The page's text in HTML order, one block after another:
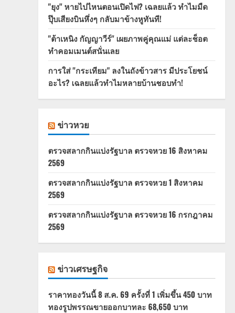
"ยุง" หายไปไหนตอนเปิดไฟ? เฉลยแล้ว ทำไมมืด
ปุ๊บเสียงบินหึ่งๆ กลับมาข้างหูทันที!
"ต้าเหนิง กัญญาวีร์" เผยภาพคู่คุณแม่ แต่ละช็อต
ทำคอมเมนต์สนั่นเลย
การใส่ "กระเทียม" ลงในถังข้าวสาร มีประโยชน์
อะไร? เฉลยแล้วทำไมหลายบ้านชอบทำ!
ข่าวหวย
ตรวจสลากกินแบ่งรัฐบาล ตรวจหวย 16 สิงหาคม
2569
ตรวจสลากกินแบ่งรัฐบาล ตรวจหวย 1 สิงหาคม
2569
ตรวจสลากกินแบ่งรัฐบาล ตรวจหวย 16 กรกฎาคม
2569
ข่าวเศรษฐกิจ
ราคาทองวันนี้ 8 ส.ค. 69 ครั้งที่ 1 เพิ่มขึ้น 450 บาท
ทองรูปพรรณขายออกบาทละ 68,650 บาท